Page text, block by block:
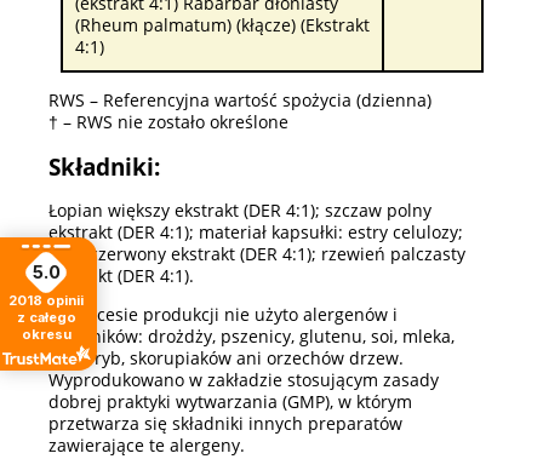
(Rheum palmatum) (kłącze) (Ekstrakt
4:1)
RWS – Referencyjna wartość spożycia (dzienna)
† – RWS nie zostało określone
Składniki:
Łopian większy ekstrakt (DER 4:1); szczaw polny
ekstrakt (DER 4:1); materiał kapsułki: estry celulozy;
wiąz czerwony ekstrakt (DER 4:1); rzewień palczasty
ekstrakt (DER 4:1).
W procesie produkcji nie użyto alergenów i
składników: drożdży, pszenicy, glutenu, soi, mleka,
jajek, ryb, skorupiaków ani orzechów drzew.
Wyprodukowano w zakładzie stosującym zasady
dobrej praktyki wytwarzania (GMP), w którym
przetwarza się składniki innych preparatów
zawierające te alergeny.
5.0
2018 opinii
z całego
okresu